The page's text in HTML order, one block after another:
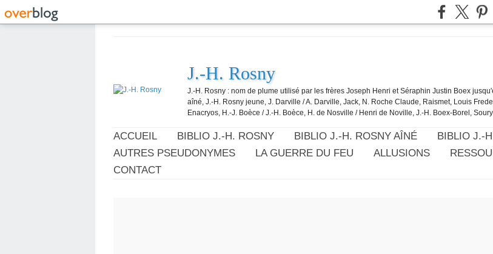
J.-H. Rosny
J.-H. Rosny : nom de plume utilisé par les frères Joseph Henri et Séraphin Justin Boex
aîné, J.-H. Rosny jeune, J. Darville / A. Darville, Jack, N. Roche Claude, Raismet, Louis
Enacryos, H.-J. Boèce / J.-H. Boèce, H. de Nosville / Henri de Noville, J.-H. Boex-Borel,
ACCUEIL BIBLIO J.-H. ROSNY BIBLIO J.-H. ROSNY AÎNÉ
BIBLIO J.-
AUTRES PSEUDONYMES
LA GUERRE DU FEU ALLUSIONS
CONTACT